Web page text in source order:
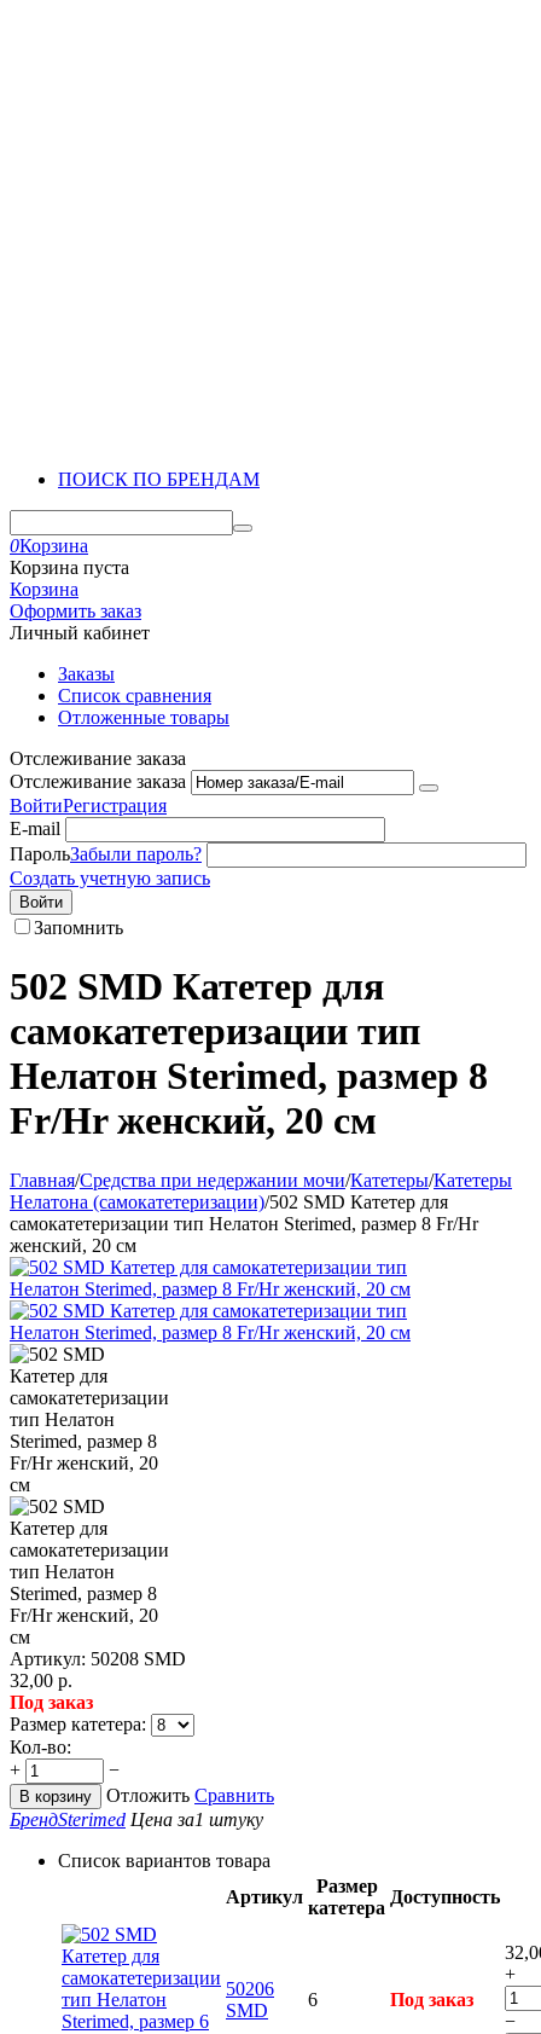
ПОИСК ПО БРЕНДАМ
0Корзина
Корзина пуста
Корзина
Оформить заказ
Личный кабинет
Заказы
Список сравнения
Отложенные товары
Отслеживание заказа
Отслеживание заказа
ВойтиРегистрация
E-mail
ПарольЗабыли пароль?
Создать учетную запись
Войти
Запомнить
502 SMD Катетер для
самокатетеризации тип
Нелатон Sterimed, размер 8
Fr/Hr женский, 20 см
Главная/Средства при недержании мочи/Катетеры/Катетеры
Нелатона (самокатетеризации)/502 SMD Катетер для
самокатетеризации тип Нелатон Sterimed, размер 8 Fr/Hr
женский, 20 см
Артикул: 50208 SMD
32,00 р.
Под заказ
Размер катетера:
Кол-во:
+
−
В корзину Отложить Сравнить
БрендSterimed Цена за1 штуку
Список вариантов товара
Артикул
Размер
катетера
Доступность
50206
SMD
6 Под заказ
+
−